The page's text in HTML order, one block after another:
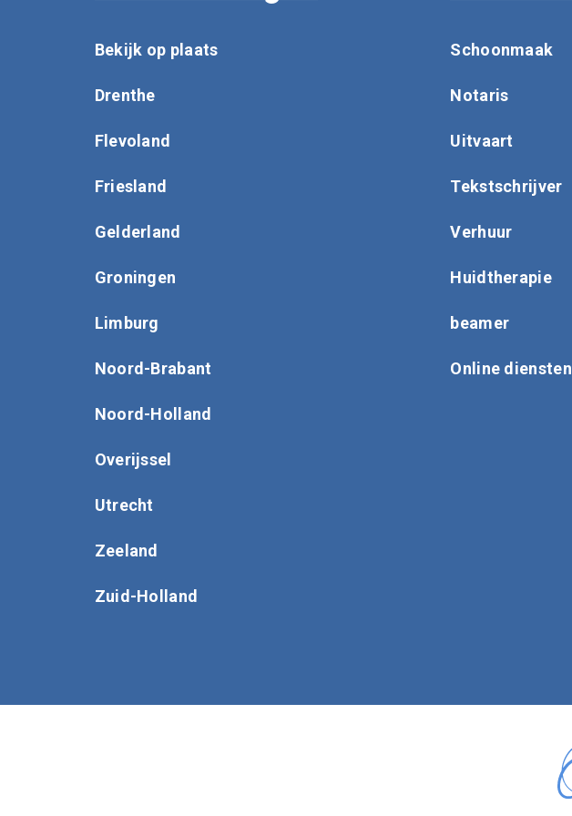
Bekijk op plaats
Drenthe
Flevoland
Friesland
Gelderland
Groningen
Limburg
Noord-Brabant
Noord-Holland
Overijssel
Utrecht
Zeeland
Zuid-Holland
Schoonmaak
Notaris
Uitvaart
Tekstschrijver
Verhuur
Huidtherapie
beamer
Online diensten